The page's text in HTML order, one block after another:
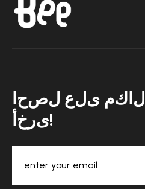
حصل على مك ل
أ خ رى!